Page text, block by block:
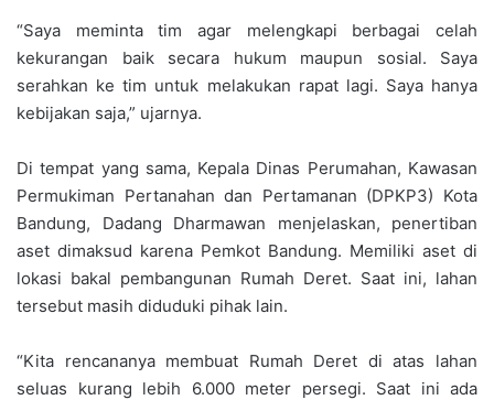
“Saya meminta tim agar melengkapi berbagai celah
kekurangan baik secara hukum maupun sosial. Saya
serahkan ke tim untuk melakukan rapat lagi. Saya hanya
kebijakan saja,” ujarnya.
Di tempat yang sama, Kepala Dinas Perumahan, Kawasan
Permukiman Pertanahan dan Pertamanan (DPKP3) Kota
Bandung, Dadang Dharmawan menjelaskan, penertiban
aset dimaksud karena Pemkot Bandung. Memiliki aset di
lokasi bakal pembangunan Rumah Deret. Saat ini, lahan
tersebut masih diduduki pihak lain.
“Kita rencananya membuat Rumah Deret di atas lahan
seluas kurang lebih 6.000 meter persegi. Saat ini ada